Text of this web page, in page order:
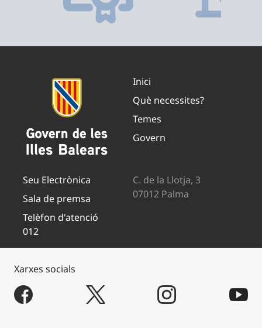
Inici
Què necessites?
Temes
Govern
Seu Electrònica
Sala de premsa
Telèfon d'atenció
012
C. de la Llotja, 3
07012 Palma
Xarxes socials